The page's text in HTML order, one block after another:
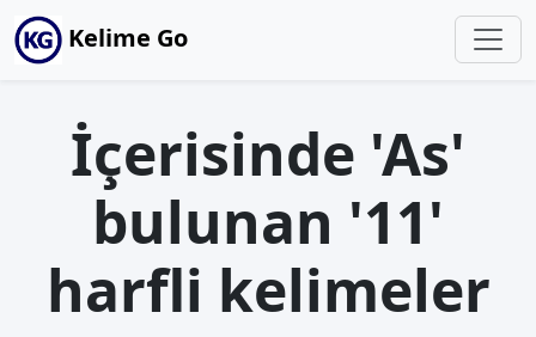
Kelime Go
İçerisinde 'As'
bulunan '11'
harfli kelimeler